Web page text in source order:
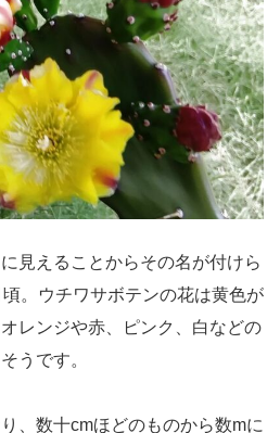
見えることからその名が付けら
。ウチワサボテンの花は黄色が
レンジや赤、ピンク、白などの
うです。
、数十cmほどのものから数mに